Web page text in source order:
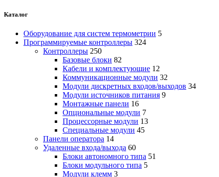
Каталог
Оборудование для систем термометрии 5
Программируемые контроллеры 324
Контроллеры 250
Базовые блоки 82
Кабели и комплектующие 12
Коммуникационные модули 32
Модули дискретных входов/выходов 34
Модули источников питания 9
Монтажные панели 16
Опциональные модули 7
Процессорные модули 13
Специальные модули 45
Панели оператора 14
Удаленные входа/выхода 60
Блоки автономного типа 51
Блоки модульного типа 5
Модули клемм 3